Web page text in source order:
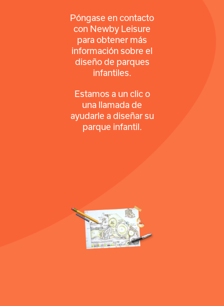
Póngase en contacto
con Newby Leisure
para obtener más
información sobre el
diseño de parques
infantiles.
Estamos a un clic o
una llamada de
ayudarle a diseñar su
parque infantil.